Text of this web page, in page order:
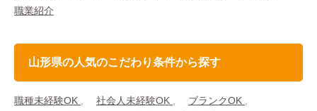
職業紹介
山形県の人気のこだわり条件から探す
職種未経験OK 社会人未経験OK
ブランクOK